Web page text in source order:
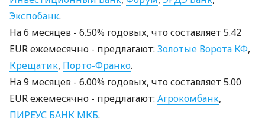
Экспобанк.
На 6 месяцев - 6.50% годовых, что составляет 5.42
EUR ежемесячно - предлагают: Золотые Ворота КФ,
Крещатик, Порто-Франко.
На 9 месяцев - 6.00% годовых, что составляет 5.00
EUR ежемесячно - предлагают: Агрокомбанк,
ПИРЕУС БАНК МКБ.